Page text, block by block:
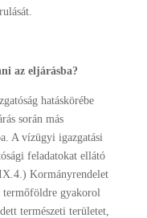
az eljárásba?
hatáskörébe
során más
A vízügyi igazgatási
feladatokat ellátó
Kormányrendelet
termőföldre gyakorol
természeti területet,